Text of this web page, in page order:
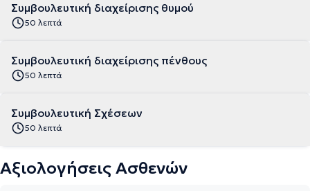
Συμβουλευτική διαχείρισης θυμού
50 λεπτά
Συμβουλευτική διαχείρισης πένθους
50 λεπτά
Συμβουλευτική Σχέσεων
50 λεπτά
Αξιολογήσεις Ασθενών